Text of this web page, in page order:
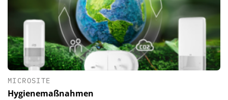
MICROSITE
Hygienemaßnahmen